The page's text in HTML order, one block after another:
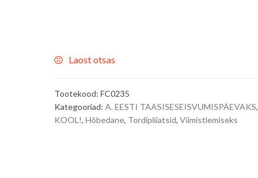
Laost otsas
Tootekood: FC0235
Kategooriad: A. EESTI TAASISESEISVUMISPÄEVAKS,
KOOL!, Hõbedane, Tordipliiatsid, Viimistlemiseks